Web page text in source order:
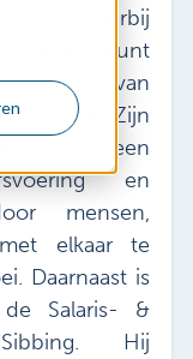
waarbij
ondersteunt
van
Zijn
aan een
en
mensen,
elkaar te
Daarnaast is
de Salaris- &
Hij